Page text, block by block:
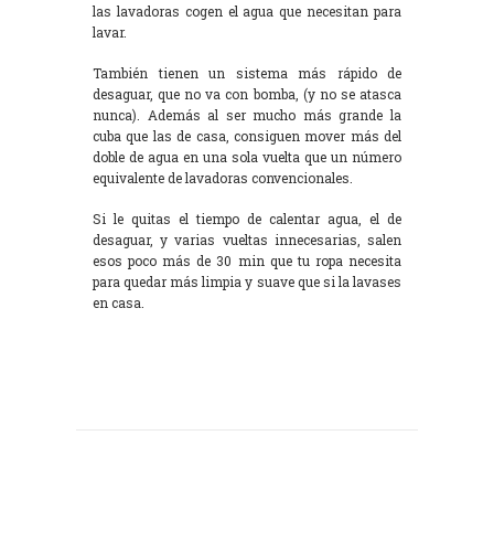
las lavadoras cogen el agua que necesitan para
lavar.
También tienen un sistema más rápido de
desaguar, que no va con bomba, (y no se atasca
nunca). Además al ser mucho más grande la
cuba que las de casa, consiguen mover más del
doble de agua en una sola vuelta que un número
equivalente de lavadoras convencionales.
Si le quitas el tiempo de calentar agua, el de
desaguar, y varias vueltas innecesarias, salen
esos poco más de 30 min que tu ropa necesita
para quedar más limpia y suave que si la lavases
en casa.